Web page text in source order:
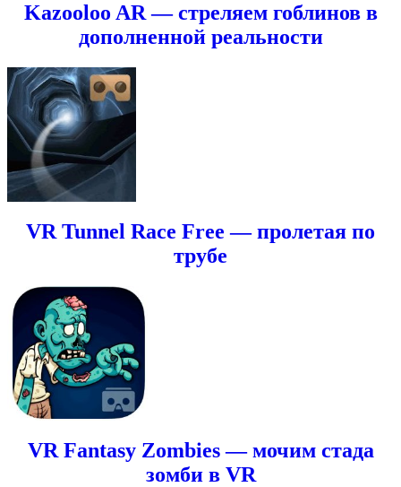
Kazooloo AR — стреляем гоблинов в
дополненной реальности
VR Tunnel Race Free — пролетая по
трубе
VR Fantasy Zombies — мочим стада
зомби в VR